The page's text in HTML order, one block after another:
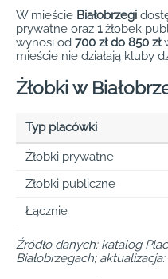
W mieście Białobrzegi
prywatne oraz 1żłobek
wynosi od 700 zł do 850 zł
mieście nie działają kluby
Żłobki w
Typ placówki
Żłobki prywatne
Żłobki publiczne
Łącznie
Źródło danych: katalog
Białobrzegach; aktualizacja: